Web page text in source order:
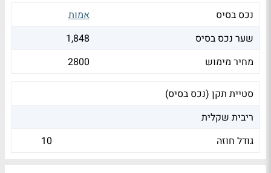
נכס בסיס
אמות
שער נכס בסיס
1,848
מחיר מימוש
2800
סטיית תקן (נכס בסיס)
ריבית שקלית
גודל חוזה
10